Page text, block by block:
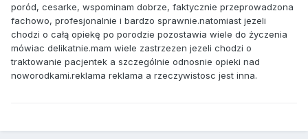
poród, cesarke, wspominam dobrze, faktycznie przeprowadzona
fachowo, profesjonalnie i bardzo sprawnie.natomiast jezeli
chodzi o całą opiekę po porodzie pozostawia wiele do życzenia
mówiac delikatnie.mam wiele zastrzezen jezeli chodzi o
traktowanie pacjentek a szczególnie odnosnie opieki nad
noworodkami.reklama reklama a rzeczywistosc jest inna.